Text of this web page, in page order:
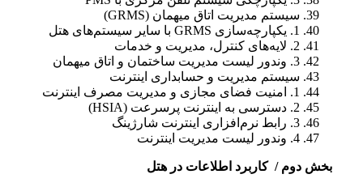
سیستم مدیریت اتاق میهمان (GRMS)
1. یکپارچه‌سازی GRMS با سایر سیستم‌های هتل
2. لایه‌های کنترل، مدیریت و خدمات
3. وندور لیست مدیریت ساختمان و اتاق میهمان
سیستم مدیریت و حسابداری اینترنت
1. امنیت فضای مجازی و مدیریت مصرف اینترنت
2. دسترسی به اینترنت پرسرعت (HSIA)
3. رابط نرم‌افزاری اینترنت شارژینگ
4. وندور لیست مدیریت اینترنت
بخش دوم / کاربرد اطلاعات در هتل